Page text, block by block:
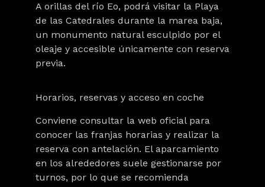
A orillas del río Eo, podrá visitar la Playa
de las Catedrales durante la marea baja,
un monumento natural esculpido por el
oleaje y accesible únicamente con reserva
previa.
Horarios, reservas y acceso en coche
Conviene consultar la web oficial para
conocer las franjas horarias y realizar la
reserva con antelación. El aparcamiento
en los alrededores suele gestionarse por
turnos, por lo que se recomienda